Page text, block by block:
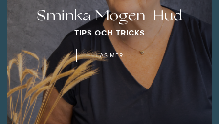
Sminka Mogen Hud
TIPS OCH TRICKS
LÄS MER